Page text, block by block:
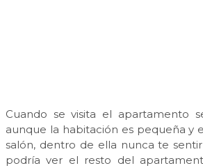
Cuando se visita el apartamento
aunque la habitación es pequeña y
salón, dentro de ella nunca te
podría ver el resto del